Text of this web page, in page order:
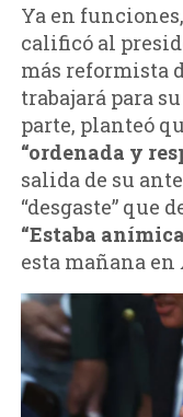
Ya en
calificó al
más reformista
trabajará para
parte, planteó
“ordenada y
salida de su
“desgaste” que
“Estaba
esta mañana en